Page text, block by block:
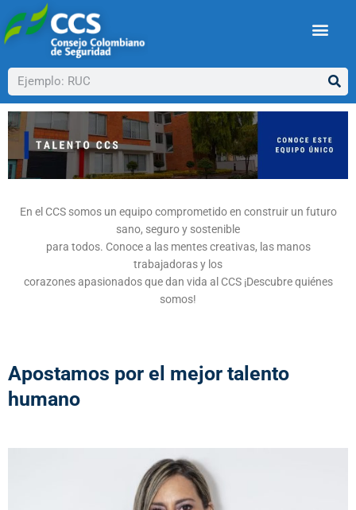
al
contenido
Buscar
En el CCS somos un equipo comprometido en construir un futuro
sano, seguro y sostenible
para todos. Conoce a las mentes creativas, las manos
trabajadoras y los
corazones apasionados que dan vida al CCS ¡Descubre quiénes
somos!
Apostamos por el mejor talento
humano